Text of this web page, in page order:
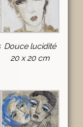
Douce lucidité
20 x 20 cm